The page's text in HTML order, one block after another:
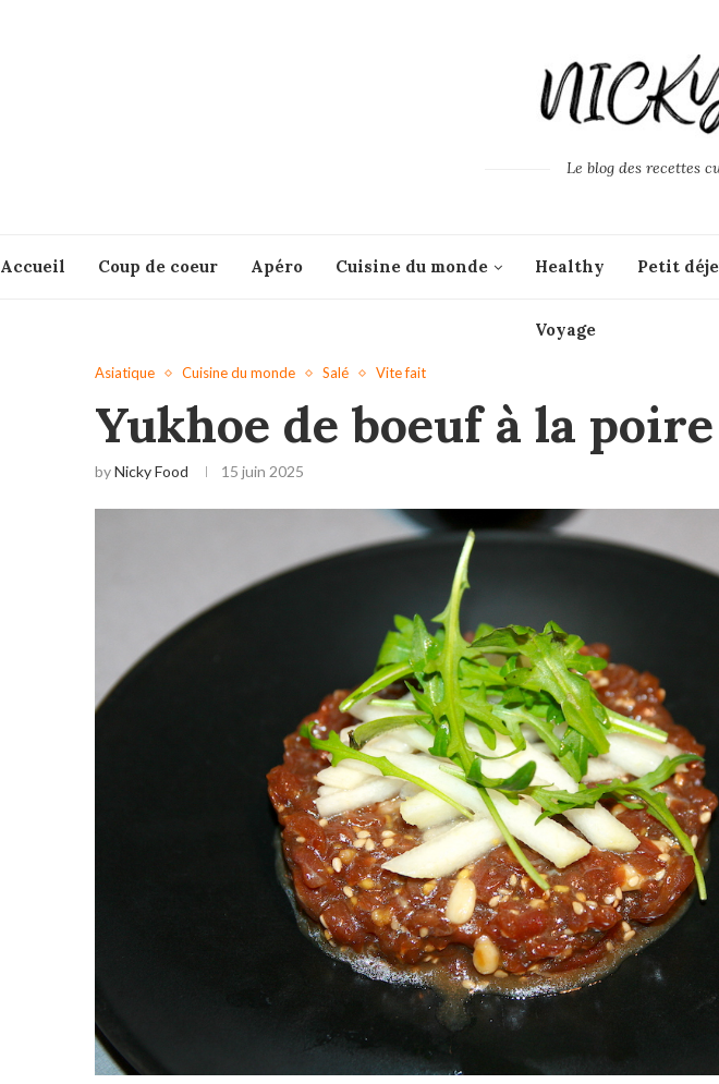
Le blog des recettes
Accueil Coup de coeur Apéro Cuisine du monde Healthy Petit
Voyage
Asiatique Cuisine du monde Salé Vite fait
Yukhoe de boeuf à la poire
byNicky Food 15 juin 2025